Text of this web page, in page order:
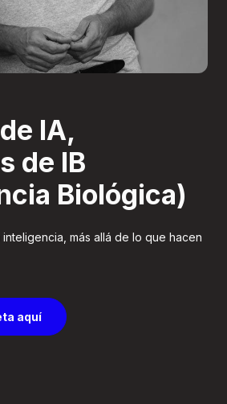
IA,
de IB
Biológica)
más allá de lo que hacen
aquí